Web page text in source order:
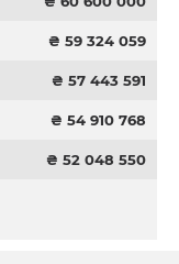
₴ 59 324 059
₴ 57 443 591
₴ 54 910 768
₴ 52 048 550